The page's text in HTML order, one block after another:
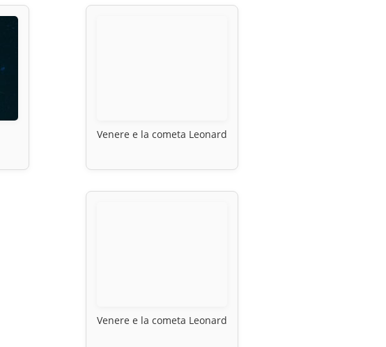
Venere e la cometa Leonard
Venere e la cometa Leonard